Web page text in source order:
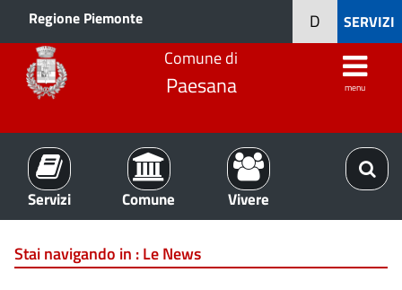
Regione Piemonte SERVIZI
D
Comune di
Paesana menu
Servizi Comune Vivere
Stai navigando in :Le News